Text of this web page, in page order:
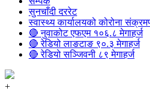
सुनचाँदी दररेट
स्वास्थ्य कार्यालयको कोरोना
🔴 नुवाकोट एफएम १०६.८ मेगाहर्ज
🔴 रेडियो लाङटाङ ९०.३ मेगाहर्ज
🔴 रेडियो सञ्जिवनी ८९ मेगाहर्ज
+